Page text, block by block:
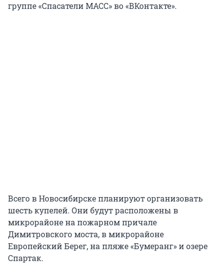
группе «Спасатели МАСС» во «ВКонтакте».
Всего в Новосибирске планируют организовать
шесть купелей. Они будут расположены в
микрорайоне на пожарном причале
Димитровского моста, в микрорайоне
Европейский Берег, на пляже «Бумеранг» и озере
Спартак.